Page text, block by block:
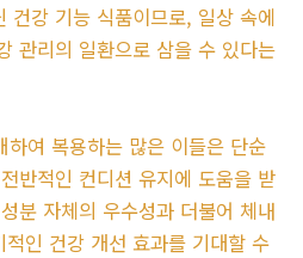
건강 기능 식품이므로, 일상 속에
관리의 일환으로 삼을 수 있다는
여 복용하는 많은 이들은 단순
반적인 컨디션 유지에 도움을 받
분 자체의 우수성과 더불어 체내
인 건강 개선 효과를 기대할 수